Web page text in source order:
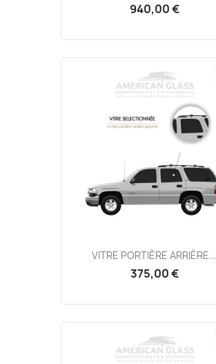
940,00 €
VITRE PORTIÈRE ARRIÈRE...
375,00 €